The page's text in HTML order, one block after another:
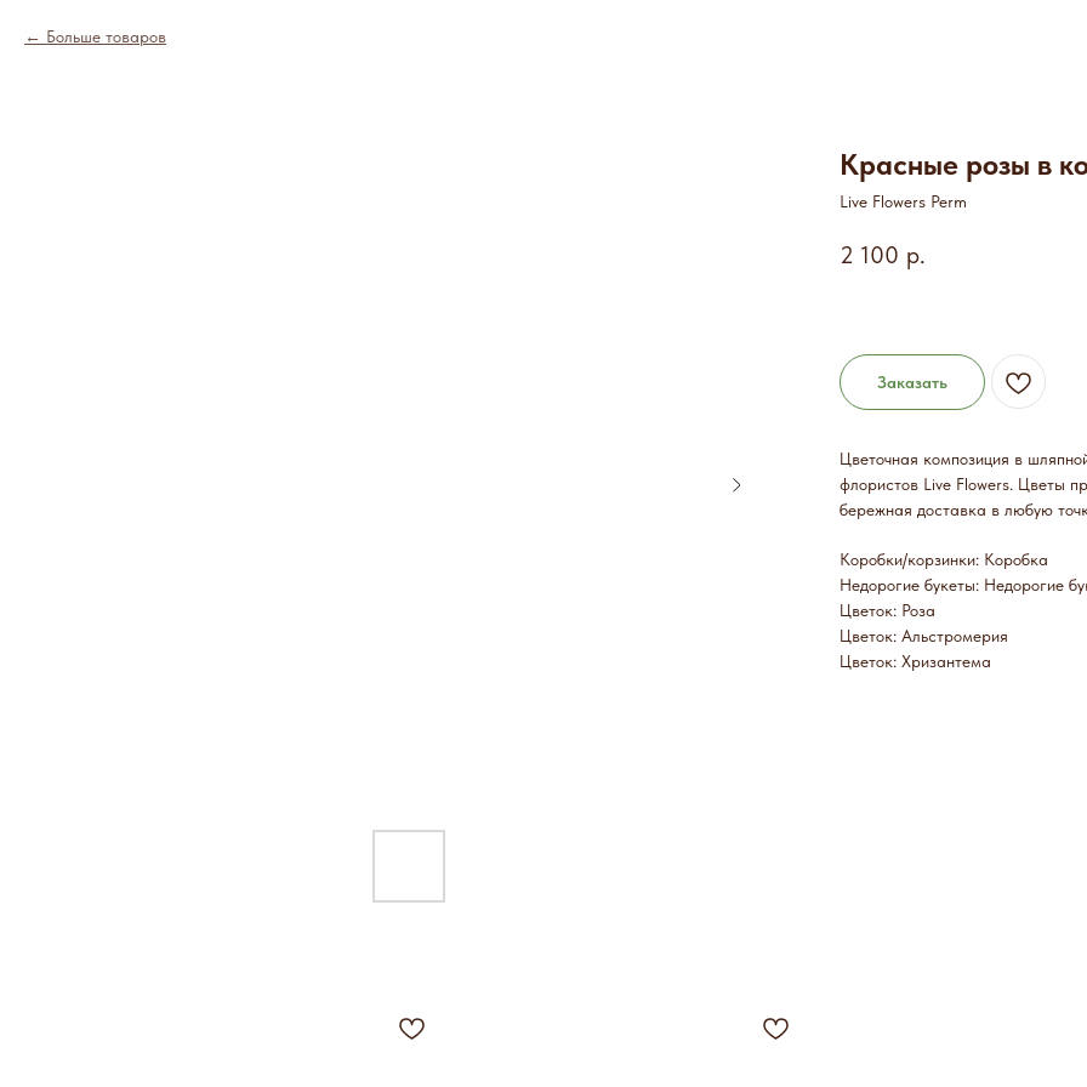
Больше товаров
Красные розы в
Live Flowers Perm
2 100 р.
Заказать
Цветочная композиция в
флористов Live Flowers. Цветы
бережная доставка в любую
Коробки/корзинки: Коробка
Недорогие букеты: Недорогие
Цветок: Роза
Цветок: Альстромерия
Цветок: Хризантема